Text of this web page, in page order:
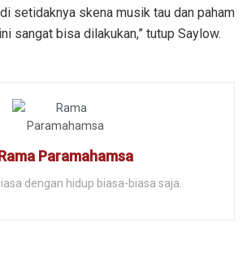
setidaknya skena musik tau dan paham
sangat bisa dilakukan,” tutup Saylow.
Paramahamsa
dengan hidup biasa-biasa saja.